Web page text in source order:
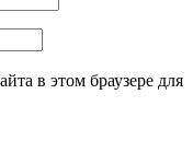
в этом браузере для